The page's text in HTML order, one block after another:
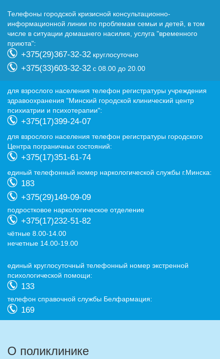
Телефоны городской кризисной консультационно-
информационной линии по проблемам семьи и детей, в том
числе в ситуации домашнего насилия, услуга "временного
приюта":
+375(29)367-32-32 круглосуточно
+375(33)603-32-32 с 08.00 до 20.00
для взрослого населения телефон регистратуры учреждения
здравоохранения "Минский городской клинический центр
психиатрии и психотерапии":
+375(17)399-24-07
для взрослого населения телефон регистратуры городского
Центра пограничных состояний:
+375(17)351-61-74
eдиный телефонный номер наркологической службы г.Минска:
183
+375(29)149-09-09
подростковое наркологическое отделение
+375(17)232-51-82
чётные 8.00-14.00
нечетные 14.00-19.00
eдиный круглосуточный телефонный номер экстренной
психологической помощи:
133
телефон справочной службы Белфармация:
169
О поликлинике